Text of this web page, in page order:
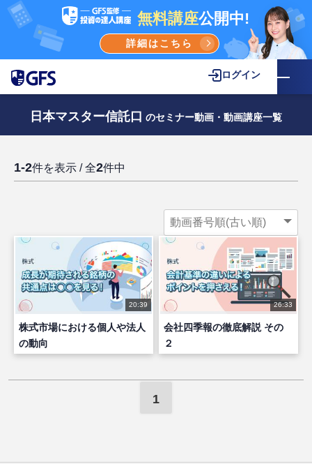
無料講座公開中!
詳細はこちら
ログイン
日本マスター信託口 のセミナー動画・動画講座一覧
1-2件を表示 / 全2件中
20:39
株式市場における個人や法人
の動向
26:33
会社四季報の徹底解説 その
２
1